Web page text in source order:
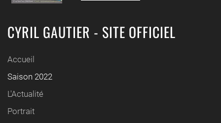
CYRIL GAUTIER - SITE OFFICIEL
Accueil
Saison 2022
L'Actualité
Portrait